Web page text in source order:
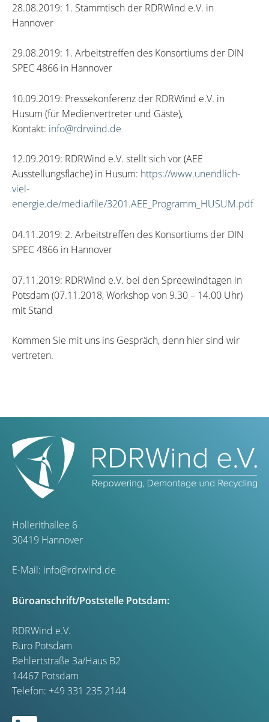
28.08.2019: 1. Stammtisch der RDRWind e.V. in
Hannover
29.08.2019: 1. Arbeitstreffen des Konsortiums der DIN
SPEC 4866 in Hannover
10.09.2019: Pressekonferenz der RDRWind e.V. in
Husum (für Medienvertreter und Gäste),
Kontakt: info@rdrwind.de
12.09.2019: RDRWind e.V. stellt sich vor (AEE
Ausstellungsfläche) in Husum: https://www.unendlich-
viel-
energie.de/media/file/3201.AEE_Programm_HUSUM.pdf
04.11.2019: 2. Arbeitstreffen des Konsortiums der DIN
SPEC 4866 in Hannover
07.11.2019: RDRWind e.V. bei den Spreewindtagen in
Potsdam (07.11.2018, Workshop von 9.30 – 14.00 Uhr)
mit Stand
Kommen Sie mit uns ins Gespräch, denn hier sind wir
vertreten.
Hollerithallee 6
30419 Hannover
E-Mail: info@rdrwind.de
Büroanschrift/Poststelle Potsdam:
RDRWind e.V.
Büro Potsdam
Behlertstraße 3a/Haus B2
14467 Potsdam
Telefon: +49 331 235 2144